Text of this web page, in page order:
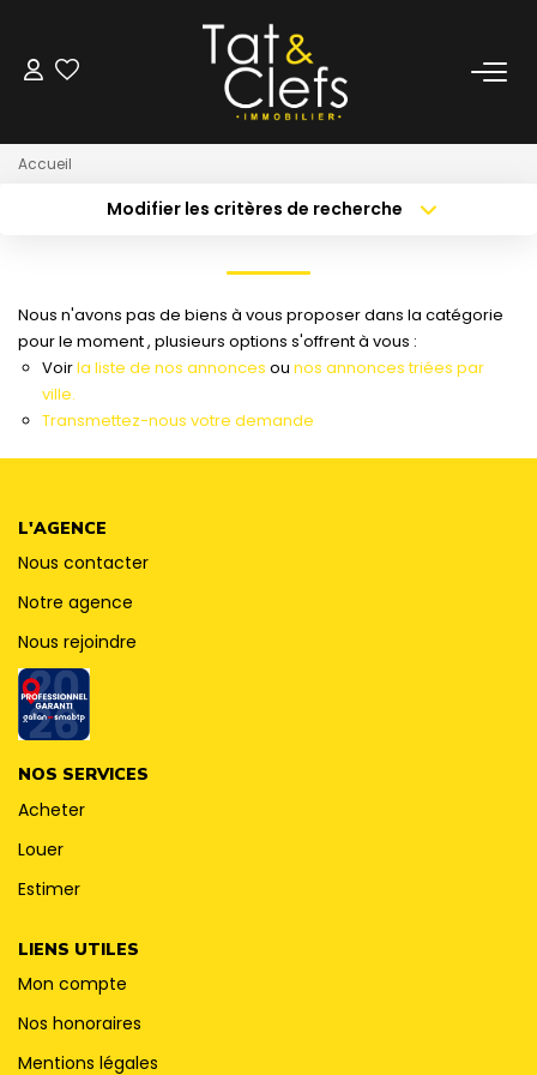
LOCATION
GESTION
ESTIMATION
LOCAUX & BUREAUX
Accueil
Modifier les critères de recherche
Surface min Budget max
Plus de critères Créer une alerte
Nous n'avons pas de biens à vous proposer dans la catégorie
pour le moment , plusieurs options s'offrent à vous :
Voirla liste de nos annonces ou nos annonces triées par
ville.
Transmettez-nous votre demande
L'AGENCE
Nous contacter
Notre agence
Nous rejoindre
NOS SERVICES
Acheter
Louer
Estimer
LIENS UTILES
Mon compte
Nos honoraires
Mentions légales